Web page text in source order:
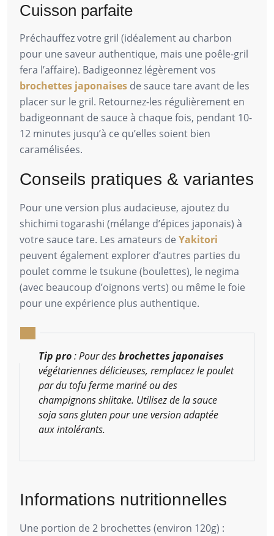
Cuisson parfaite
Préchauffez votre gril (idéalement au charbon
pour une saveur authentique, mais une poêle-gril
fera l’affaire). Badigeonnez légèrement vos
brochettes japonaises de sauce tare avant de les
placer sur le gril. Retournez-les régulièrement en
badigeonnant de sauce à chaque fois, pendant 10-
12 minutes jusqu’à ce qu’elles soient bien
caramélisées.
Conseils pratiques & variantes
Pour une version plus audacieuse, ajoutez du
shichimi togarashi (mélange d’épices japonais) à
votre sauce tare. Les amateurs de Yakitori
peuvent également explorer d’autres parties du
poulet comme le tsukune (boulettes), le negima
(avec beaucoup d’oignons verts) ou même le foie
pour une expérience plus authentique.
Tip pro: Pour desbrochettes japonaises
végétariennes délicieuses, remplacez le poulet
par du tofu ferme mariné ou des
champignons shiitake. Utilisez de la sauce
soja sans gluten pour une version adaptée
aux intolérants.
Informations nutritionnelles
Une portion de 2 brochettes (environ 120g) :